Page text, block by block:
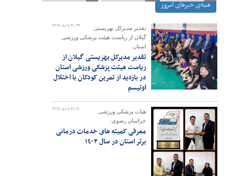
همه‌ی خبرهای امروز
۱۴۰۴-۰۵-۱۸ ۲۱:۲۴
تقدیر مدیرکل بهزیستی
گیلان از ریاست هیئت پزشکی ورزشی
استان
تقدیر مدیرکل بهزیستی گیلان از
ریاست هیئت پزشکی ورزشی استان
در بازدید از تمرین کودکان با اختلال
اوتیسم
۱۴۰۴-۰۵-۱۸ ۲۱:۱۹
هیات پزشکی ورزشی
خراسان رضوی:
معرفی کمیته های خدمات درمانی
برتر استان در سال ١٤٠٣